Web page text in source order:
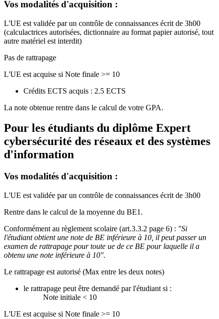
Vos modalités d'acquisition :
L'UE est validée par un contrôle de connaissances écrit de 3h00
(calculactrices autorisées, dictionnaire au format papier autorisé, tout
autre matériel est interdit)
Pas de rattrapage
L'UE est acquise si Note finale >= 10
Crédits ECTS acquis : 2.5 ECTS
La note obtenue rentre dans le calcul de votre GPA.
Pour les étudiants du diplôme Expert
cybersécurité des réseaux et des systèmes
d'information
Vos modalités d'acquisition :
L'UE est validée par un contrôle de connaissances écrit de 3h00
Rentre dans le calcul de la moyenne du BE1.
Conformément au règlement scolaire (art.3.3.2 page 6) : "Si
l'étudiant obtient une note de BE inférieure à 10, il peut passer un
examen de rattrapage pour toute ue de ce BE pour laquelle il a
obtenu une note inférieure à 10".
Le rattrapage est autorisé (Max entre les deux notes)
le rattrapage peut être demandé par l'étudiant si :
Note initiale < 10
L'UE est acquise si Note finale >= 10